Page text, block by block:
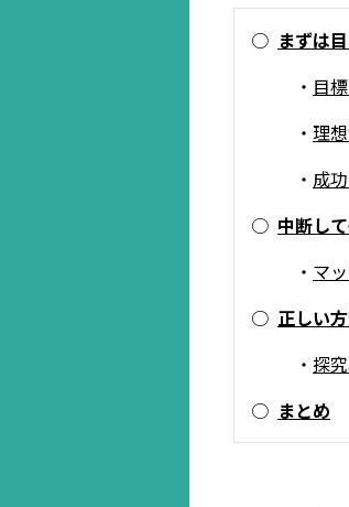
○ まずは
・ 目
・ 理
・ 成
○ 中断し
・ マ
○ 正しい
・ 探
○ まとめ